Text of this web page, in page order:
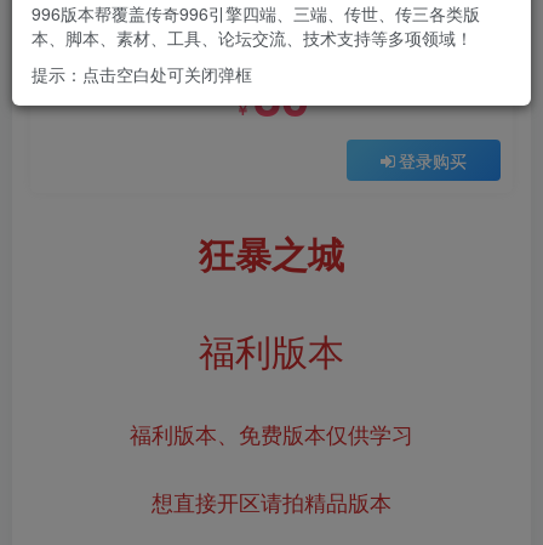
狂暴之城
此内容为付费资源，请付费后查看
￥30
登录购买
狂暴之城
福利版本
福利版本、免费版本仅供学习
想直接开区请拍精品版本
996版本帮覆盖传奇996引擎四端、三端、传世、传三各类版
本、脚本、素材、工具、论坛交流、技术支持等多项领域！
提示：点击空白处可关闭弹框